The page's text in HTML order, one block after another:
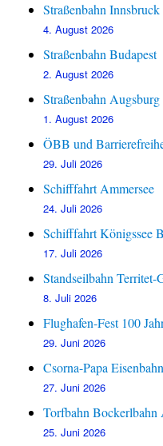
Straßenbahn Innsbruck
4. August 2026
Straßenbahn Budapest
2. August 2026
Straßenbahn Augsburg
1. August 2026
ÖBB und
29. Juli 2026
Schifffahrt Ammersee
24. Juli 2026
Schifffahrt Königssee
17. Juli 2026
Standseilbahn Territet-
8. Juli 2026
Flughafen-Fest 100
29. Juni 2026
Csorna-Papa
27. Juni 2026
Torfbahn
25. Juni 2026